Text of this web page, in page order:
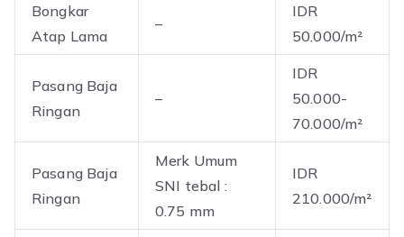
Bongkar
Atap Lama
–
IDR
50.000/m²
Pasang Baja
Ringan
–
IDR
50.000-
70.000/m²
Pasang Baja
Ringan
Merk Umum
SNI tebal :
0.75 mm
IDR
210.000/m²